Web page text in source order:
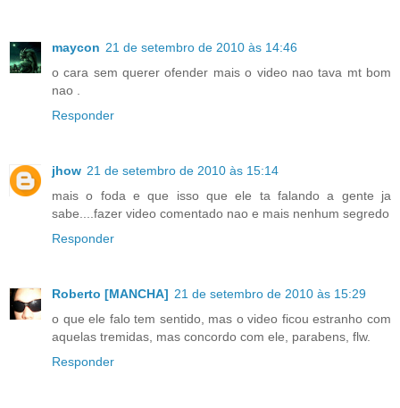
maycon 21 de setembro de 2010 às 14:46
o cara sem querer ofender mais o video nao tava mt bom
nao .
Responder
jhow 21 de setembro de 2010 às 15:14
mais o foda e que isso que ele ta falando a gente ja
sabe....fazer video comentado nao e mais nenhum segredo
Responder
Roberto [MANCHA] 21 de setembro de 2010 às 15:29
o que ele falo tem sentido, mas o video ficou estranho com
aquelas tremidas, mas concordo com ele, parabens, flw.
Responder